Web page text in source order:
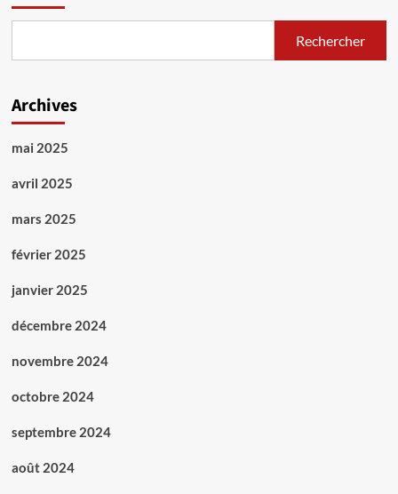
Rechercher
Archives
mai 2025
avril 2025
mars 2025
février 2025
janvier 2025
décembre 2024
novembre 2024
octobre 2024
septembre 2024
août 2024